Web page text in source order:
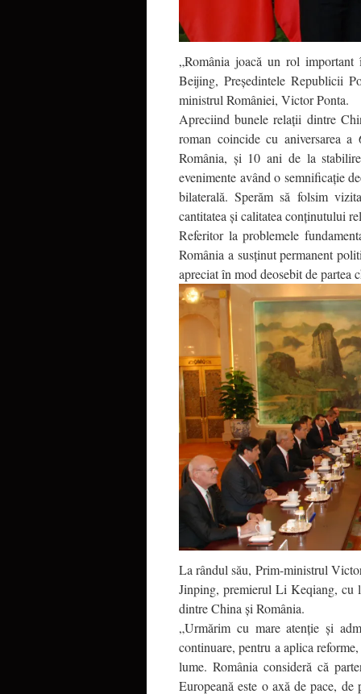
„România joacă un rol
Beijing, Preşedintele Republicii
ministrul României, Victor Ponta.
Apreciind bunele relaţii dintre
roman coincide cu aniversarea
România, şi 10 ani de la
evenimente având o semnificaţie
bilaterală. Sperăm să folsim
cantitatea şi calitatea conţinutului
Referitor la problemele
România a susţinut permanent
apreciat în mod deosebit de partea
La rândul său, Prim-ministrul
Jinping, premierul Li Keqiang, cu
dintre China şi România.
„Urmărim cu mare atenţie şi
continuare, pentru a aplica
lume. România consideră că
Europeană este o axă de pace,